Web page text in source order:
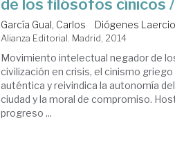
de los filósofos cínicos
García Gual, Carlos Diógenes Laercio
Alianza Editorial. Madrid, 2014
Movimiento intelectual negador de
civilización en crisis, el cinismo
auténtica y reivindica la autonomía
ciudad y la moral de compromiso.
progreso ...